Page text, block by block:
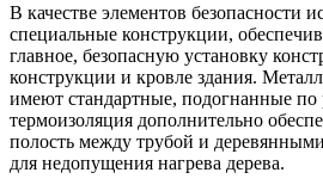
В качестве элементов безопасности
специальные конструкции,
главное, безопасную установку
конструкции и кровле здания.
имеют стандартные, подогнанные по
термоизоляция дополнительно
полость между трубой и
для недопущения нагрева дерева.